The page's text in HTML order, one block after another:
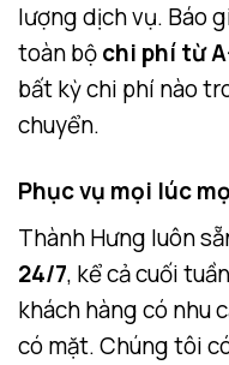
lượng dịch vụ. Báo
toàn bộchi phí từ
bất kỳ chi phí nào
chuyển.
Phục vụ mọi lúc
Thành Hưng luôn
24/7, kể cả cuối
khách hàng có nhu
có mặt. Chúng tôi